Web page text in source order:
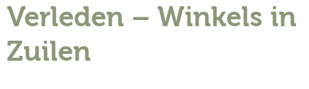
Verleden – Winkels in
Zuilen